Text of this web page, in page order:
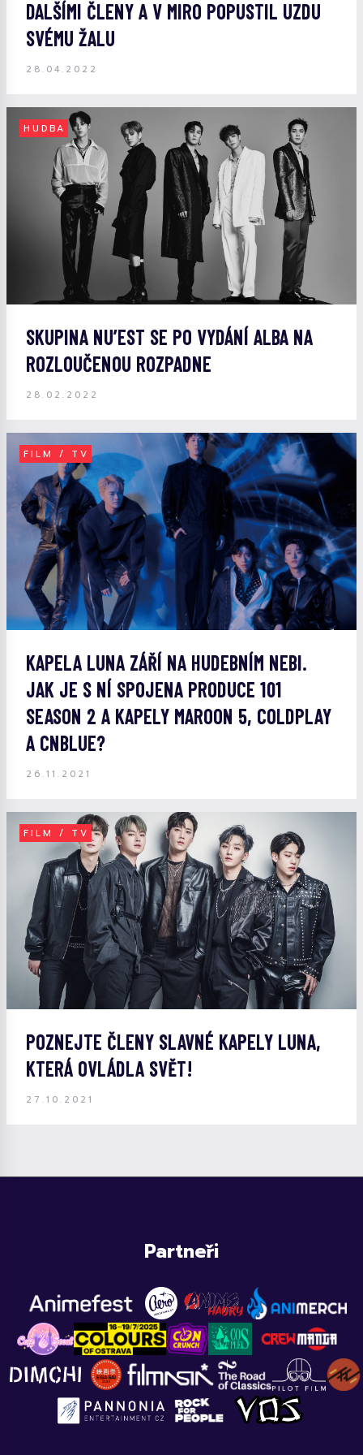
DALŠÍMI ČLENY A V MIRO POPUSTIL UZDU
SVÉMU ŽALU
28.04.2022
HUDBA
SKUPINA NU’EST SE PO VYDÁNÍ ALBA NA
ROZLOUČENOU ROZPADNE
28.02.2022
FILM / TV
KAPELA LUNA ZÁŘÍ NA HUDEBNÍM NEBI.
JAK JE S NÍ SPOJENA PRODUCE 101
SEASON 2 A KAPELY MAROON 5, COLDPLAY
A CNBLUE?
26.11.2021
FILM / TV
POZNEJTE ČLENY SLAVNÉ KAPELY LUNA,
KTERÁ OVLÁDLA SVĚT!
27.10.2021
Partneři